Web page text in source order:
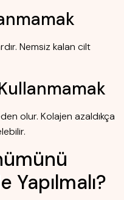
Nemsiz kalan cilt
olur. Kolajen azaldıkça
Yapılmalı?